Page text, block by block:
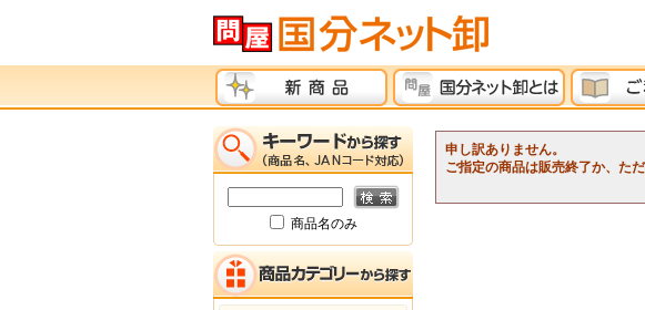
申し訳ありません。
ご指定の商品は販売終了か、た
商品名のみ